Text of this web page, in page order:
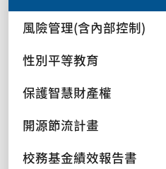
風險管理(含內部控制)
性別平等教育
保護智慧財產權
開源節流計畫
校務基金績效報告書